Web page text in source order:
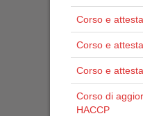
Corso e
Corso e
Corso e
Corso di
HACCP